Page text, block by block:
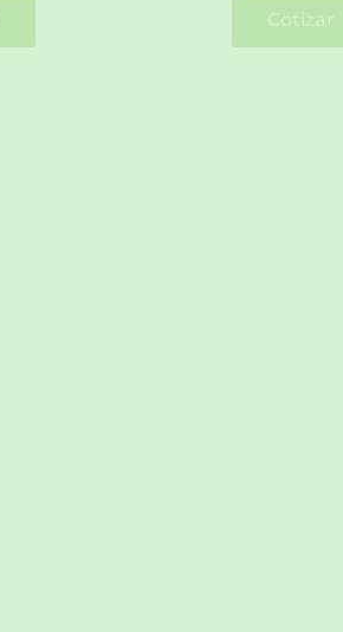
Cotizar